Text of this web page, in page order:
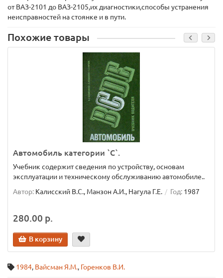
от ВАЗ-2101 до ВАЗ-2105,их диагностики,способы устранения
неисправностей на стоянке и в пути.
Похожие товары
Автомобиль категории `С`.
Учебник содержит сведения по устройству, основам
эксплуатации и техническому обслуживанию автомобиле..
Автор: Калисский В.С., Манзон А.И., Нагула Г.Е. Год: 1987
280.00 р.
В корзину
1984, Вайсман Я.М., Горенков В.И.